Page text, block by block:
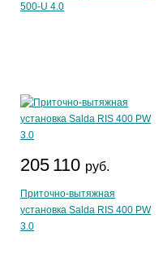
500-U 4.0
205 110 руб.
Приточно-вытяжная
установка Salda RIS 400 PW
3.0